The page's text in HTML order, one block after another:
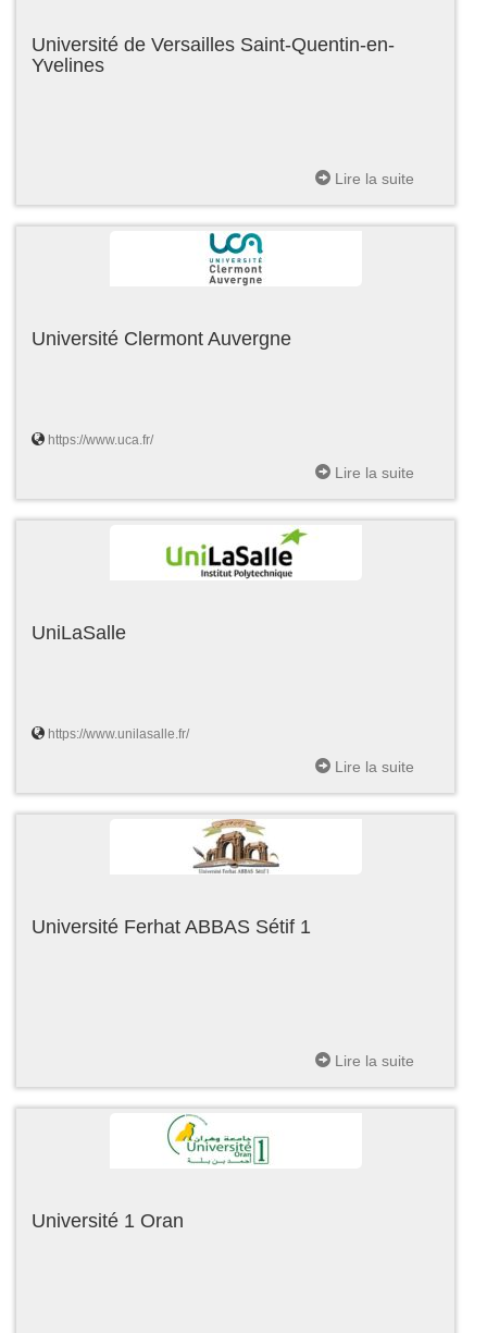
Université de Versailles Saint-Quentin-en-
Yvelines
Lire la suite
Université Clermont Auvergne
https://www.uca.fr/
Lire la suite
UniLaSalle
https://www.unilasalle.fr/
Lire la suite
Université Ferhat ABBAS Sétif 1
Lire la suite
Université 1 Oran